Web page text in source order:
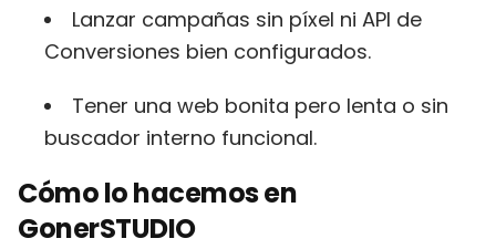
Lanzar campañas sin píxel ni API de
Conversiones bien configurados.
Tener una web bonita pero lenta o sin
buscador interno funcional.
Cómo lo hacemos en
GonerSTUDIO